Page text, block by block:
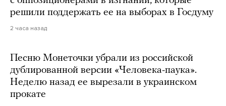
решили поддержать ее на выборах в Госдуму
2 часа назад
Песню Монеточки убрали из российской
дублированной версии «Человека-паука».
Неделю назад ее вырезали в украинском
прокате